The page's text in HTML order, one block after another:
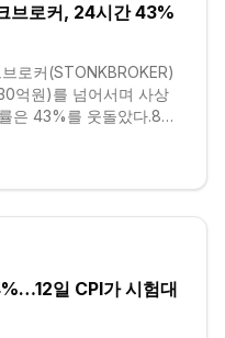
브로커, 24시간 43%
로커(STONKBROKER)
억원)를 넘어서며 사상
은 43%를 웃돌았다.8일
일 CPI가 시험대